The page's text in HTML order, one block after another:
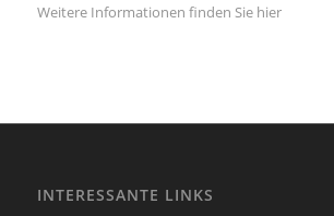
Weitere Informationen finden Sie hier
INTERESSANTE LINKS